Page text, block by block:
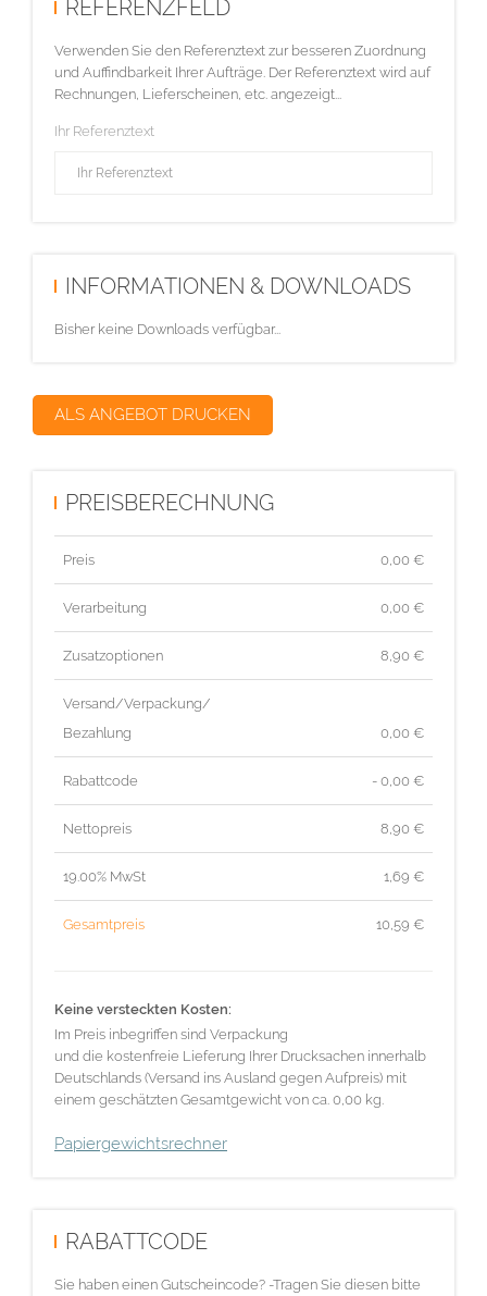
REFERENZFELD
Verwenden Sie den Referenztext zur besseren Zuordnung
und Auffindbarkeit Ihrer Aufträge. Der Referenztext wird auf
Rechnungen, Lieferscheinen, etc. angezeigt...
Ihr Referenztext
INFORMATIONEN & DOWNLOADS
Bisher keine Downloads verfügbar...
ALS ANGEBOT DRUCKEN
PREISBERECHNUNG
Preis 0,00 €
Verarbeitung 0,00 €
Zusatzoptionen 8,90 €
Versand/Verpackung/
Bezahlung
0,00 €
Rabattcode - 0,00 €
Nettopreis 8,90 €
19.00% MwSt 1,69 €
Gesamtpreis 10,59 €
Keine versteckten Kosten:
Im Preis inbegriffen sind Verpackung
und die kostenfreie Lieferung Ihrer Drucksachen innerhalb
Deutschlands (Versand ins Ausland gegen Aufpreis) mit
einem geschätzten Gesamtgewicht von ca. 0,00 kg.
Papiergewichtsrechner
RABATTCODE
Sie haben einen Gutscheincode? -Tragen Sie diesen bitte